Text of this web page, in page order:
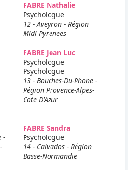
FABRE Nathalie
Psychologue
12 - Aveyron - Région
Midi-Pyrenees
FABRE Jean Luc
Psychologue
Psychologue
13 - Bouches-Du-Rhone -
Région Provence-Alpes-
Cote D'Azur
-
FABRE Sandra
Psychologue
14 - Calvados - Région
Basse-Normandie